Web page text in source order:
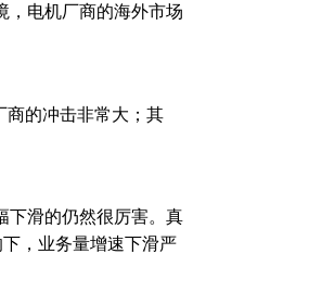
，电机厂商的海外市场
的冲击非常大；其
滑的仍然很厉害。真
，业务量增速下滑严